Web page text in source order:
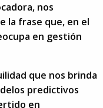
nos
la frase que, en el
en gestión
que nos brinda
predictivos
en